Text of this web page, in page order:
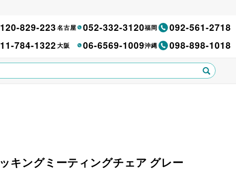
829-223名古屋 052-332-3120福岡 092-561-2718
784-1322大阪 06-6569-1009沖縄 098-898-1018
ッキングミーティングチェア グレー